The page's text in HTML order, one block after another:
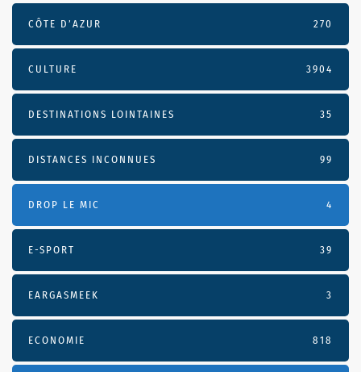
CÔTE D’AZUR 270
CULTURE 3904
DESTINATIONS LOINTAINES 35
DISTANCES INCONNUES 99
DROP LE MIC 4
E-SPORT 39
EARGASMEEK 3
ECONOMIE 818